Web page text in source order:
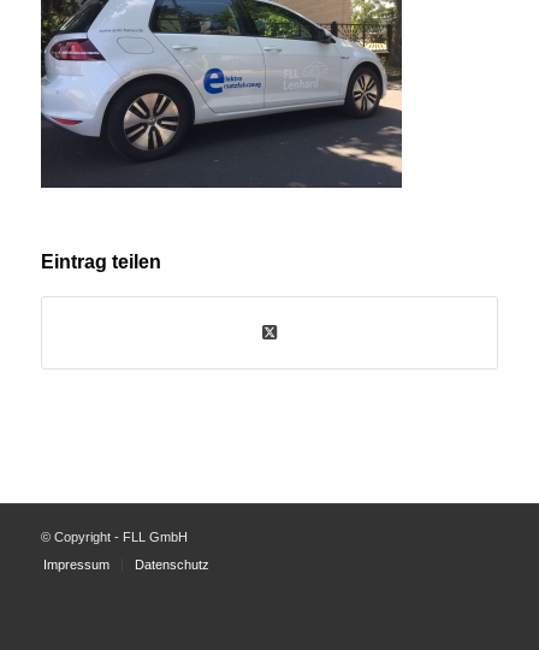
Eintrag teilen
© Copyright - FLL GmbH
Impressum
Datenschutz